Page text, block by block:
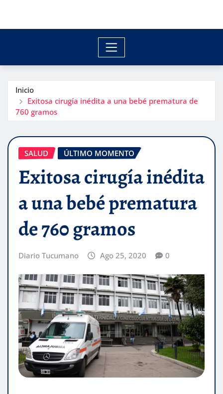
Inicio
Exitosa cirugía inédita a una bebé prematura de
760 gramos
SALUD ÚLTIMO MOMENTO
Exitosa cirugía inédita
a una bebé prematura
de 760 gramos
Diario Tucumano Ago 25, 2020 0